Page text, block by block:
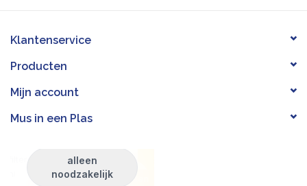
Klantenservice
Producten
Mijn account
Mus in een Plas